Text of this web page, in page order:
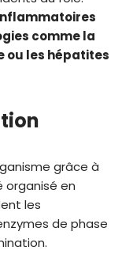
comme la
ou les hépatites
grâce à
organisé en
les
de phase